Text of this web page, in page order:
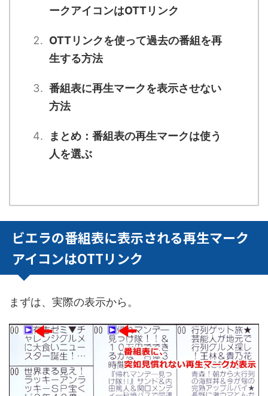
ークアイコンはOTTリンク
OTTリンクを使って過去の番組を再
生する方法
番組表に再生マークを表示させない
方法
まとめ：番組表の再生マークは使う
人を選ぶ
ビエラの番組表に表示される再生マーク
アイコンはOTTリンク
まずは、実際の表示から。